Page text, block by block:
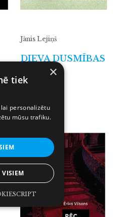
Jānis Lejiņš
DIEVA DUSMĪBAS
BĒRNI×
tiek
personalizētu
mūsu trafiku.
VISIEM